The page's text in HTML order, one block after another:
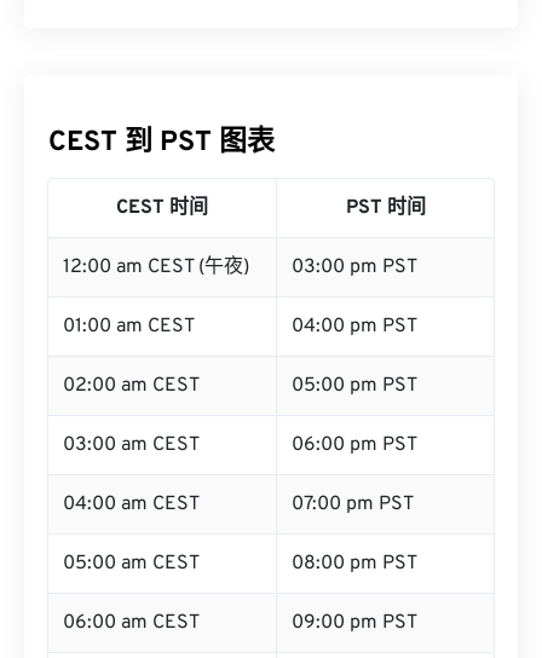
CEST 到 PST 图表
CEST 时间 PST 时间
12:00 am CEST (午夜) 03:00 pm PST
01:00 am CEST 04:00 pm PST
02:00 am CEST 05:00 pm PST
03:00 am CEST 06:00 pm PST
04:00 am CEST 07:00 pm PST
05:00 am CEST 08:00 pm PST
06:00 am CEST 09:00 pm PST